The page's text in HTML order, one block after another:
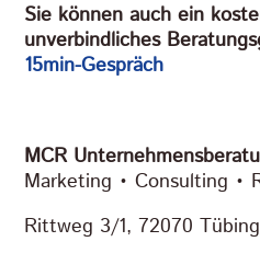
Sie können auch ein
unverbindliches
15min-Gespräch
MCR
Marketing • Consulting •
Rittweg 3/1, 72070